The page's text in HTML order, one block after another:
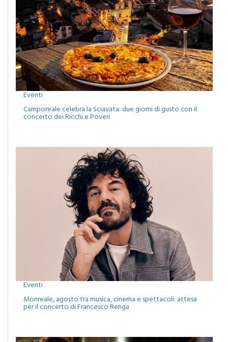
Eventi
Eventi
Monreale, agosto tra musica, cinema e spettacoli: attesa